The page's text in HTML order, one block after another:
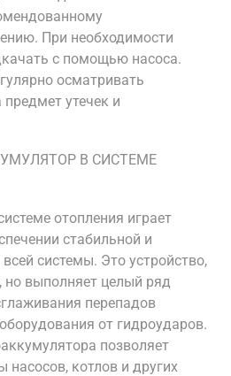
При необходимости
с помощью насоса.
осматривать
утечек и
В СИСТЕМЕ
отопления играет
стабильной и
системы. Это устройство,
но выполняет целый ряд
перепадов
от гидроударов.
позволяет
насосов, котлов и других